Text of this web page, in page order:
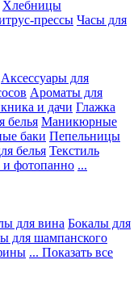
Хлебницы
прессы Часы для
Аксессуары для
Ароматы для
и дачи Глажка
белья Маникюрные
баки Пепельницы
белья Текстиль
фотопанно ...
для вина Бокалы для
для шампанского
... Показать все